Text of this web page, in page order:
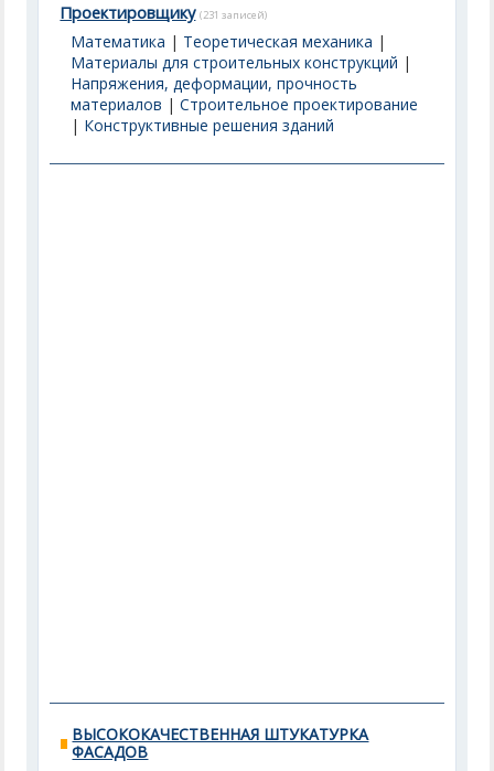
Проектировщику (231 записей)
Математика | Теоретическая механика |
Материалы для строительных конструкций |
Напряжения, деформации, прочность
материалов |Строительное проектирование
| Конструктивные решения зданий
ВЫСОКОКАЧЕСТВЕННАЯ ШТУКАТУРКА
ФАСАДОВ